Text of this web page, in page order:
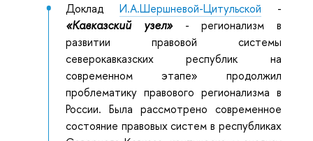
Доклад И.А.Шершневой-Цитульской -
«Кавказский узел»- регионализм в
развитии правовой системы
северокавказских республик на
современном этапе» продолжил
проблематику правового регионализма в
России. Была рассмотрено современное
состояние правовых систем в республиках